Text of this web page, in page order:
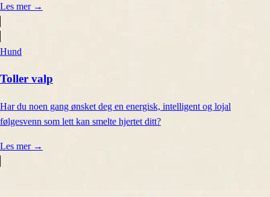
Les mer →
Hund
Toller valp
Har du noen gang ønsket deg en energisk, intelligent og lojal
følgesvenn som lett kan smelte hjertet ditt?
Les mer →